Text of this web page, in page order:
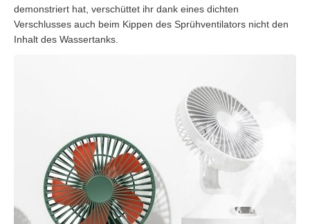
demonstriert hat, verschüttet ihr dank eines dichten
Verschlusses auch beim Kippen des Sprühventilators nicht den
Inhalt des Wassertanks.